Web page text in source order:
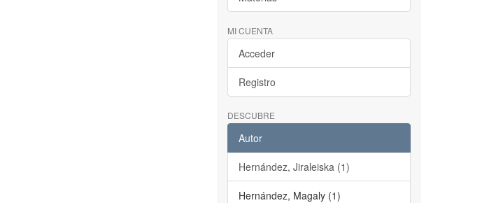
MI CUENTA
Acceder
Registro
DESCUBRE
Autor
Hernández, Jiraleiska (1)
Hernández, Magaly (1)